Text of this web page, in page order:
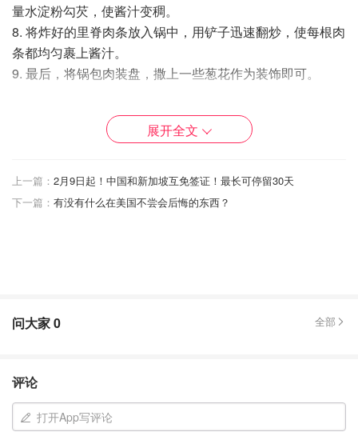
量水淀粉勾芡，使酱汁变稠。
8. 将炸好的里脊肉条放入锅中，用铲子迅速翻炒，使每根肉
条都均匀裹上酱汁。
9. 最后，将锅包肉装盘，撒上一些葱花作为装饰即可。
- 在炸锅包肉时，油的温度要适中，过热会导致外面炸焦、
里面未熟，过低则会导致不酥脆。
料的比例。
展开全文
上一篇： 2月9日起！中国和新加坡互免签证！最长可停留30天
下一篇： 有没有什么在美国不尝会后悔的东西？
问大家0 全部
评论
打开App写评论